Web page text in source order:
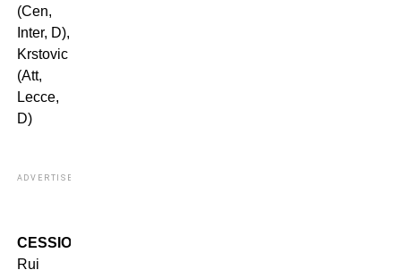
(Cen,
Inter, D),
Krstovic
(Att,
Lecce,
D)
ADVERTISEMENT
CESSIONI
Rui